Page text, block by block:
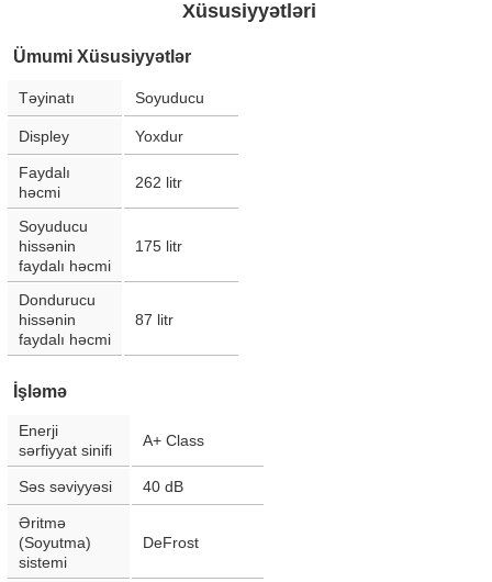
Xüsusiyyətləri
Ümumi Xüsusiyyətlər
Təyinatı Soyuducu
Displey Yoxdur
Faydalı
həcmi
262 litr
Soyuducu
hissənin
faydalı həcmi
175 litr
Dondurucu
hissənin
faydalı həcmi
87 litr
İşləmə
Enerji
sərfiyyat sinifi
A+ Class
Səs səviyyəsi 40 dB
Əritmə
(Soyutma)
sistemi
DeFrost